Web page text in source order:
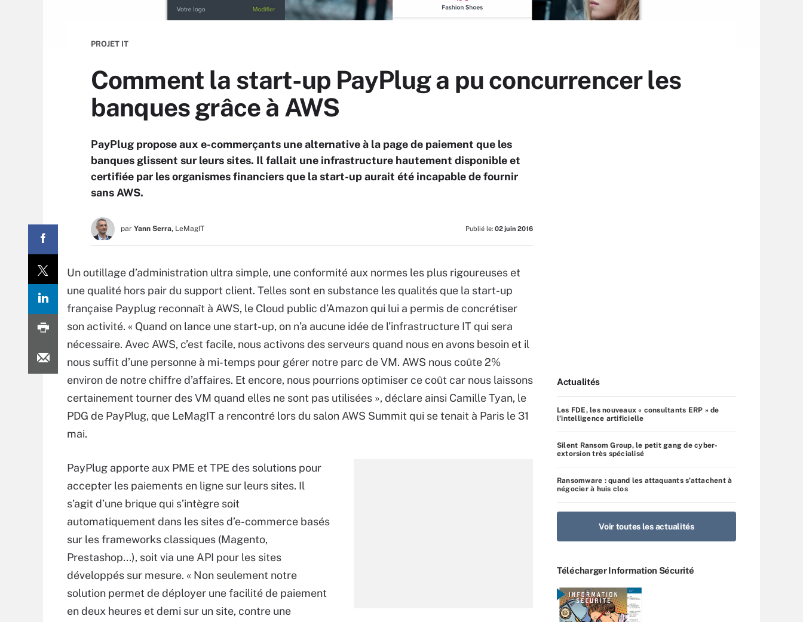
PROJET IT
Comment la start-up PayPlug a pu concurrencer les
banques grâce à AWS
PayPlug propose aux e-commerçants une alternative à la page de paiement que les
banques glissent sur leurs sites. Il fallait une infrastructure hautement disponible et
certifiée par les organismes financiers que la start-up aurait été incapable de fournir
sans AWS.
par Yann Serra, LeMagIT Publié le: 02 juin 2016
Un outillage d’administration ultra simple, une conformité aux normes les plus rigoureuses et
une qualité hors pair du support client. Telles sont en substance les qualités que la start-up
française Payplug reconnaît à AWS, le Cloud public d’Amazon qui lui a permis de concrétiser
son activité. « Quand on lance une start-up, on n’a aucune idée de l’infrastructure IT qui sera
nécessaire. Avec AWS, c’est facile, nous activons des serveurs quand nous en avons besoin et il
nous suffit d’une personne à mi-temps pour gérer notre parc de VM. AWS nous coûte 2%
environ de notre chiffre d’affaires. Et encore, nous pourrions optimiser ce coût car nous laissons
certainement tourner des VM quand elles ne sont pas utilisées », déclare ainsi Camille Tyan, le
PDG de PayPlug, que LeMagIT a rencontré lors du salon AWS Summit qui se tenait à Paris le 31
mai.
PayPlug apporte aux PME et TPE des solutions pour
accepter les paiements en ligne sur leurs sites. Il
s’agit d’une brique qui s’intègre soit
automatiquement dans les sites d’e-commerce basés
sur les frameworks classiques (Magento,
Prestashop...), soit via une API pour les sites
développés sur mesure. « Non seulement notre
solution permet de déployer une facilité de paiement
en deux heures et demi sur un site, contre une
Actualités
Les FDE, les nouveaux « consultants ERP » de
l’intelligence artificielle
Silent Ransom Group, le petit gang de cyber-
extorsion très spécialisé
Ransomware : quand les attaquants s’attachent à
négocier à huis clos
Voir toutes les actualités
Télécharger Information Sécurité